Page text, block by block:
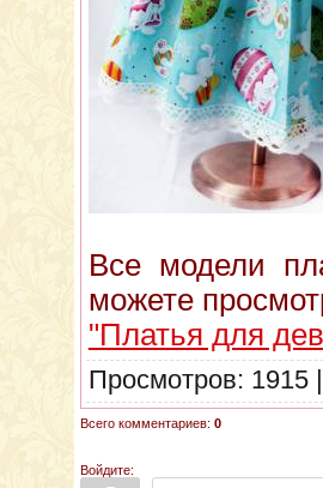
Все модели
можете
"Платья для
Просмотров:
Всего комментариев: 0
Войдите: